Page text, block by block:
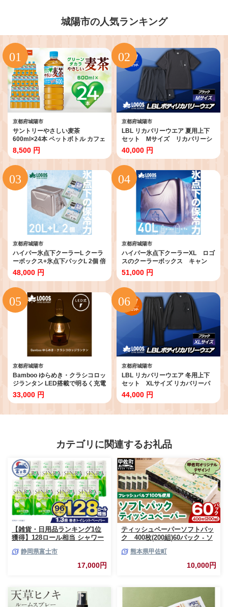
城陽市の人気ランキング
京都府城陽市
サントリーやさしい麦茶
600ml×24本 ペットボトル カフェ
インゼロ 子どもとのお出かけに安
心_ 麦茶 むぎ茶 お茶 飲料 ペット
ボトル ノンカフェイン カフェイ
ンゼロ グリーンダカラ 人気
【1289007】
8,500 円
京都府城陽市
LBL リカバリーウエア 夏用上下
セット Mサイズ リカバリーシ
ョーツ+Tシャツ ブラック
【1683619】
40,000 円
京都府城陽市
ハイパー氷点下クーラーL クーラ
ーボックス+氷点下パックL 2個 倍
速凍結保冷剤＜複数個口で配送＞
【4014582】
48,000 円
京都府城陽市
ハイパー氷点下クーラーXL ロゴ
スのクーラーボックス キャン
プ、買い物、防災にも
81670090【1580413】
51,000 円
京都府城陽市
Bamboo ゆらめき・クラシコロッ
ジランタン LED搭載で明るく充電
式で防災にも
74175034【1693740】
33,000 円
京都府城陽市
LBL リカバリーウエア 冬用上下
セット XLサイズ リカバリーパ
ンツ+プルオーバー ブラック
【1683582】
44,000 円
カテゴリに関連するお礼品
【雑貨・日用品ランキング1位
獲得】128ロール相当 シャワー
ー ダブル プレミアムシンラ 96
ロール (12R×8パック) 配達時間
指定可能 1.3倍巻き トイレット
ーパー 人気 おすすめ [sf001-
012]
静岡県富士市
17,000円
ティッシュペーパーソフトパッ
ク 400枚(200組)60パック - ソ
ー 生活用品 雑貨 日用品 必需品
紙 常備品 まとめ買い 備蓄 防災
ストック 熊本県 甲佐町【ZC】
熊本県甲佐町
10,000円